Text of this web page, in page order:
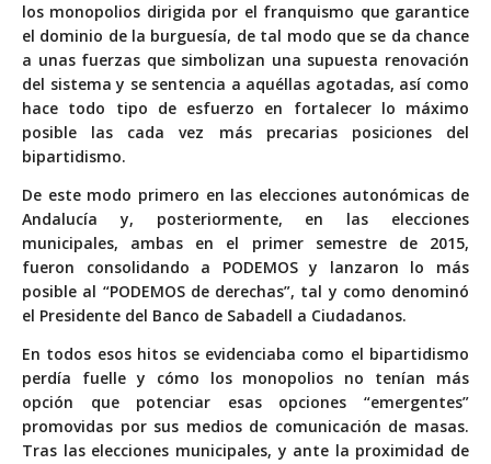
los monopolios dirigida por el franquismo que garantice
el dominio de la burguesía, de tal modo que se da chance
a unas fuerzas que simbolizan una supuesta renovación
del sistema y se sentencia a aquéllas agotadas, así como
hace todo tipo de esfuerzo en fortalecer lo máximo
posible las cada vez más precarias posiciones del
bipartidismo.
De este modo primero en las elecciones autonómicas de
Andalucía y, posteriormente, en las elecciones
municipales, ambas en el primer semestre de 2015,
fueron consolidando a PODEMOS y lanzaron lo más
posible al “PODEMOS de derechas”, tal y como denominó
el Presidente del Banco de Sabadell a Ciudadanos.
En todos esos hitos se evidenciaba como el bipartidismo
perdía fuelle y cómo los monopolios no tenían más
opción que potenciar esas opciones “emergentes”
promovidas por sus medios de comunicación de masas.
Tras las elecciones municipales, y ante la proximidad de